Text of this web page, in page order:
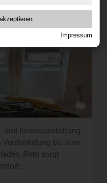
und Innenausstattung
Verdunkelung bis zum
Roto sorgt
Impressum